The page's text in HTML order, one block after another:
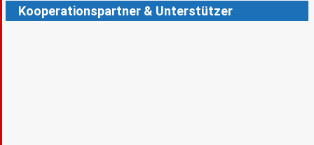
Kooperationspartner & Unterstützer